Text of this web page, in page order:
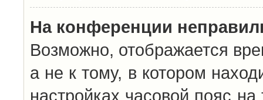
На конференции
Возможно, отображается
а не к тому, в котором
настройках часовой пояс